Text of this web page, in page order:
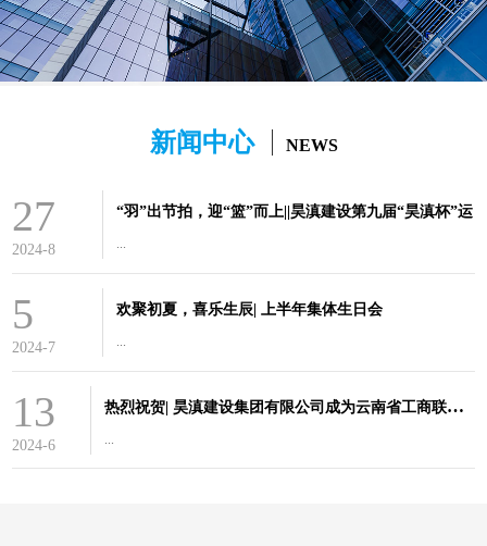
新闻中心 NEWS
27
2024-8
“羽”出节拍，迎“篮”而上||昊滇建设第九届“昊滇杯”运
...
5
2024-7
欢聚初夏，喜乐生辰| 上半年集体生日会
...
13
2024-6
热
烈祝贺| 昊滇建设集团有限公司成为云南省工商联重点联系